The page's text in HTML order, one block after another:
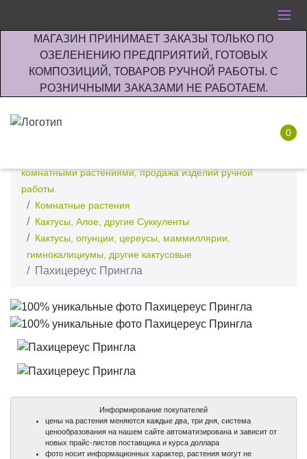
МАГАЗИН ПРИНИМАЕТ ЗАКАЗЫ ТОЛЬКО ПО
ОЗЕЛЕНЕНИЮ ПРЕДПРИЯТИЙ, ГОТОВЫХ
КОМПОЗИЦИЙ, ТОВАРОВ РУЧНОЙ РАБОТЫ. С
РОЗНИЧНЫМИ ЗАКАЗАМИ НЕ РАБОТАЕМ.
0
комнатными растениями, продажа изделий ручной
работы.
Комнатные растения
Кактусы, Алое, другие Суккуленты
Кактусы, опунции, цереусы, маммиллярии,
гимнокалициумы, другие кактусовые
Пахицереус Прингла
Информирование покупателей
цены на растения меняются каждые два, три дня, система
ценообразования на нашем сайте автоматизирована и зависит от
новых прайс-листов поставщика и курса доллара
фото носит информационных характер, растения могут не